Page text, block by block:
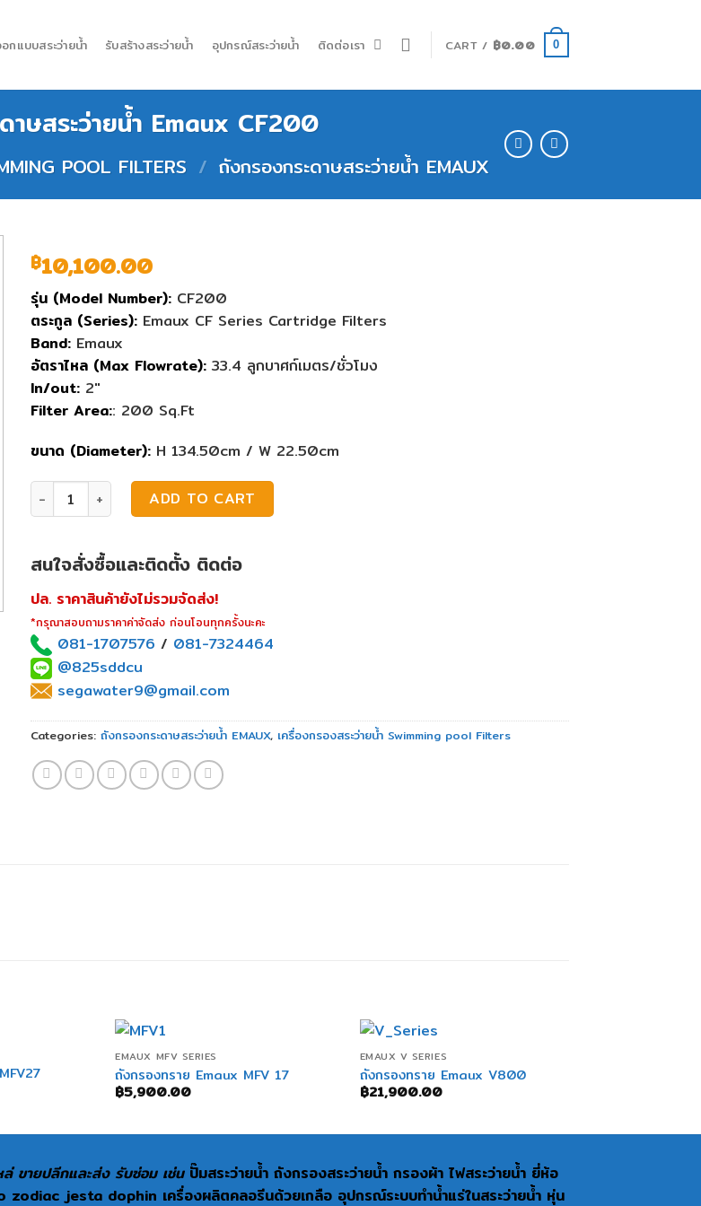
กแบบสระว่ายน้ำ รับสร้างสระว่ายน้ำ อุปกรณ์สระว่ายน้ำ ติดต่อเรา CART / ฿0.00 0
าษสระว่ายน้ำ Emaux CF200
POOL FILTERS / ถังกรองกระดาษสระว่ายน้ำ EMAUX
฿10,100.00
รุ่น (Model Number): CF200
ตระกูล (Series): Emaux CF Series Cartridge Filters
Band: Emaux
อัตราไหล (Max Flowrate): 33.4 ลูกบาศก์เมตร/ชั่วโมง
In/out: 2″
Filter Area:: 200 Sq.Ft
ขนาด (Diameter): H 134.50cm / W 22.50cm
ถังกรองกระดาษสระว่ายน้ำ Emaux CF200 quantity
ADD TO CART
สนใจสั่งซื้อและติดตั้ง ติดต่อ
ปล. ราคาสินค้ายังไม่รวมจัดส่ง!
*กรุณาสอบถามราคาค่าจัดส่ง ก่อนโอนทุกครั้งนะคะ
081-1707576 / 081-7324464
@825sddcu
segawater9@gmail.com
Categories: ถังกรองกระดาษสระว่ายน้ำ EMAUX, เครื่องกรองสระว่ายน้ำ Swimming pool Filters
+
EMAUX MFV SERIES
ถังกรองทราย Emaux MFV 17
฿5,900.00
+
EMAUX V SERIES
ถังกรองทราย Emaux V800
฿21,900.00
ล่ ขายปลีกและส่ง รับซ่อม เช่น ปั๊มสระว่ายน้ำ ถังกรองสระว่ายน้ำ กรองผ้า ไฟสระว่ายน้ำ ยี่ห้อ
jesta dophin เครื่องผลิตคลอรีนด้วยเกลือ อุปกรณ์ระบบทำน้ำแร่ในสระว่ายน้ำ หุ่น